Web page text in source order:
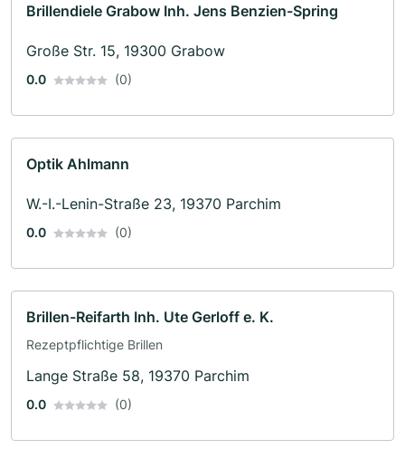
Brillendiele Grabow Inh. Jens Benzien-Spring
Große Str. 15, 19300 Grabow
0.0 (0)
Optik Ahlmann
W.-I.-Lenin-Straße 23, 19370 Parchim
0.0 (0)
Brillen-Reifarth Inh. Ute Gerloff e. K.
Rezeptpflichtige Brillen
Lange Straße 58, 19370 Parchim
0.0 (0)